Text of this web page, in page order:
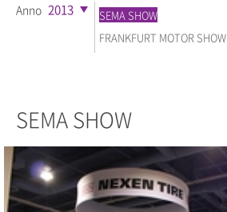
Anno 2013
SEMA SHOW
FRANKFURT MOTOR SHOW
SEMA SHOW